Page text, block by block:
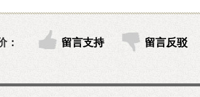
： 留言支持 留言反驳